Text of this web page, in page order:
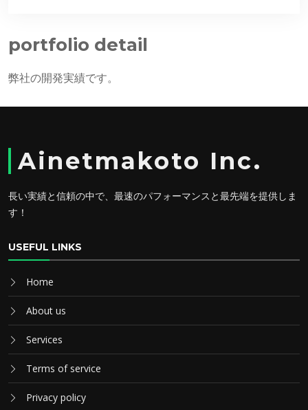
portfolio detail
弊社の開発実績です。
Ainetmakoto Inc.
長い実績と信頼の中で、最速のパフォーマンスと最先端を提供しま
す！
USEFUL LINKS
Home
About us
Services
Terms of service
Privacy policy